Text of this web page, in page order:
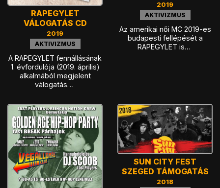
RAPEGYLET
VÁLOGATÁS CD
2019
AKTIVIZMUS
A RAPEGYLET fennállásának
1. évfordulója (2019. április)
alkalmából megjelent
válogatás…
2019
AKTIVIZMUS
Az amerikai női MC 2019-es
budapesti fellépését a
RAPEGYLET is…
SUN CITY FEST
SZEGED TÁMOGATÁS
2018